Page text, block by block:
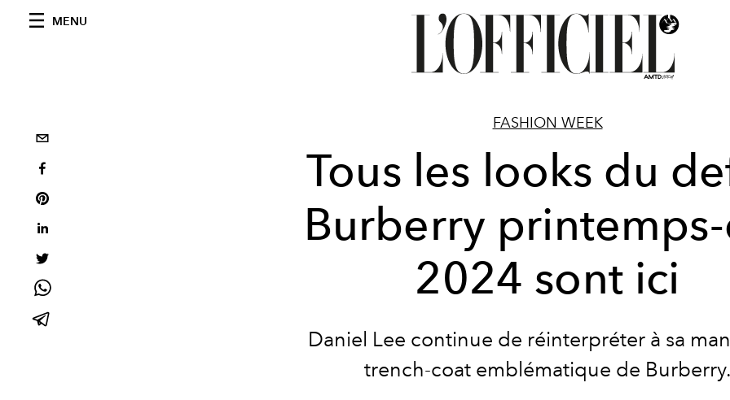
MENU
FASHION WEEK
Tous les looks du
Burberry
2024 sont ici
Daniel Lee continue de réinterpréter à sa
trench-coat emblématique de